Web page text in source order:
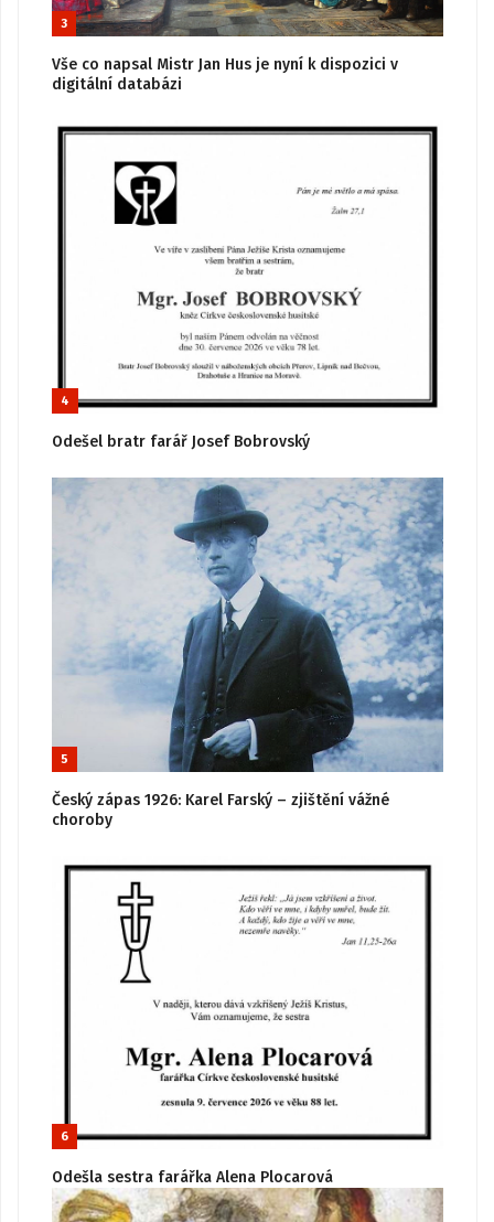
3
Vše co napsal Mistr Jan Hus je nyní k dispozici v
digitální databázi
4
Odešel bratr farář Josef Bobrovský
5
Český zápas 1926: Karel Farský – zjištění vážné
choroby
6
Odešla sestra farářka Alena Plocarová